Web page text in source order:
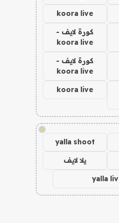
koora live
كورة لايف -
koora live
كورة لايف -
koora live
koora live
!
yalla shoot
يلا لايف
yalla